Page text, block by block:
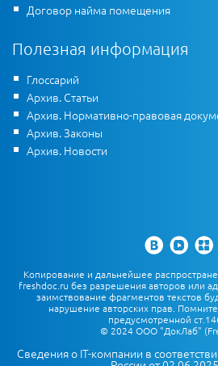
Договор найма помещения
Полезная информация
Глоссарий
Архив. Статьи
Архив. Нормативно-правовая
Архив. Законы
Архив. Новости
Копирование и дальнейшее
freshdoc.ru без разрешения авторов или
заимствование фрагментов текстов
нарушение авторских прав. Помните
предусмотренной
© 2024 ООО "ДокЛаб"
Сведения о IT-компании в